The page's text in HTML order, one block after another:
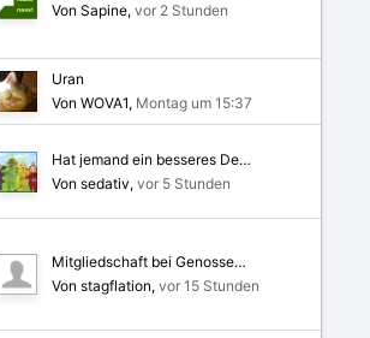
Von Sapine vor 2 Stunden
Uran
Von WOVA1 Montag um 15:37
Hat jemand ein besseres De…
Von sedativ vor 5 Stunden
Mitgliedschaft bei Genosse…
Von stagflation vor 15 Stunden